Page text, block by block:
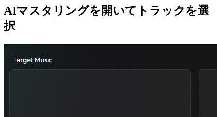
AIマスタリングを開いてトラックを選
択